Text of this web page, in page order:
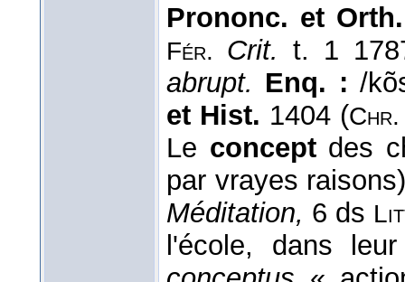
Prononc. et
Fér. Crit. t. 1
abrupt. Enq. : /
et Hist. 1404 (Chr.
Le conceptdes
par vrayes
Méditation, 6 ds
l'école, dans